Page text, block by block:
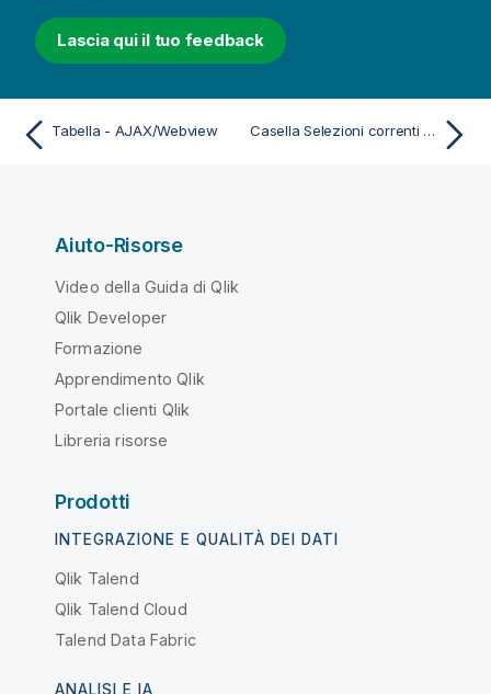
Lascia qui il tuo feedback
Tabella - AJAX/Webview Casella Selezioni correnti - AJAX/Webview
Aiuto-Risorse
Video della Guida di Qlik
Qlik Developer
Formazione
Apprendimento Qlik
Portale clienti Qlik
Libreria risorse
Prodotti
INTEGRAZIONE E QUALITÀ DEI DATI
Qlik Talend
Qlik Talend Cloud
Talend Data Fabric
ANALISI E IA